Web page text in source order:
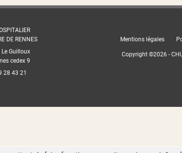
DE RENNES
Guilloux
cedex 9
28 43 21
Mentions légales
Copyright ©2026 -